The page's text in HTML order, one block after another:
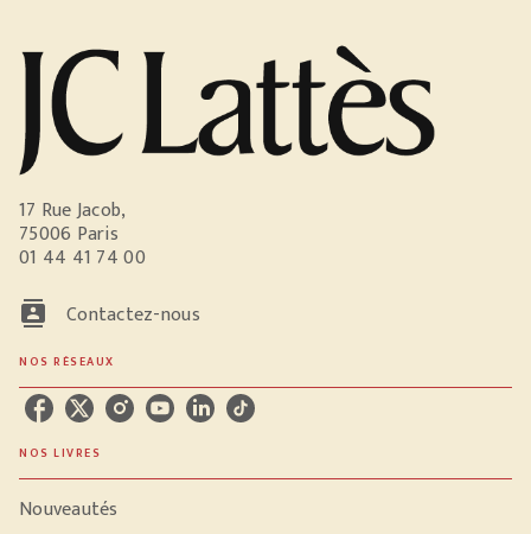
17 Rue Jacob,
75006 Paris
01 44 41 74 00
contacts Contactez-nous
NOS RÉSEAUX
NOS LIVRES
Nouveautés